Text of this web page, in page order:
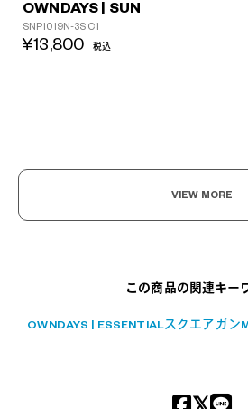
OWNDAYS | SUN
SNP1019N-3S C1
¥13,800 税込
VIEW MORE
この商品の関連キー
OWNDAYS | ESSENTIALスクエア ガン